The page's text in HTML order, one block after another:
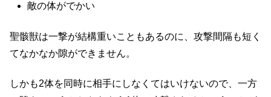
敵の体がでかい
聖骸獣は一撃が結構重いこともあるのに、攻撃間隔も短く
てなかなか隙ができません。
しかも2体を同時に相手にしなくてはいけないので、一方